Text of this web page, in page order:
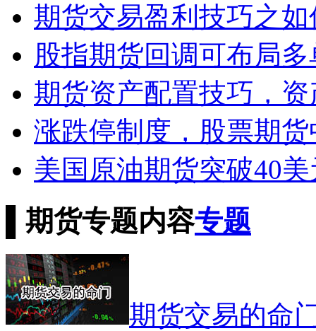
期货交易盈利技巧之
股指期货回调可布局多
期货资产配置技巧，
涨跌停制度，股票期
美国原油期货突破40
期货专题内容专题
期货交易的命